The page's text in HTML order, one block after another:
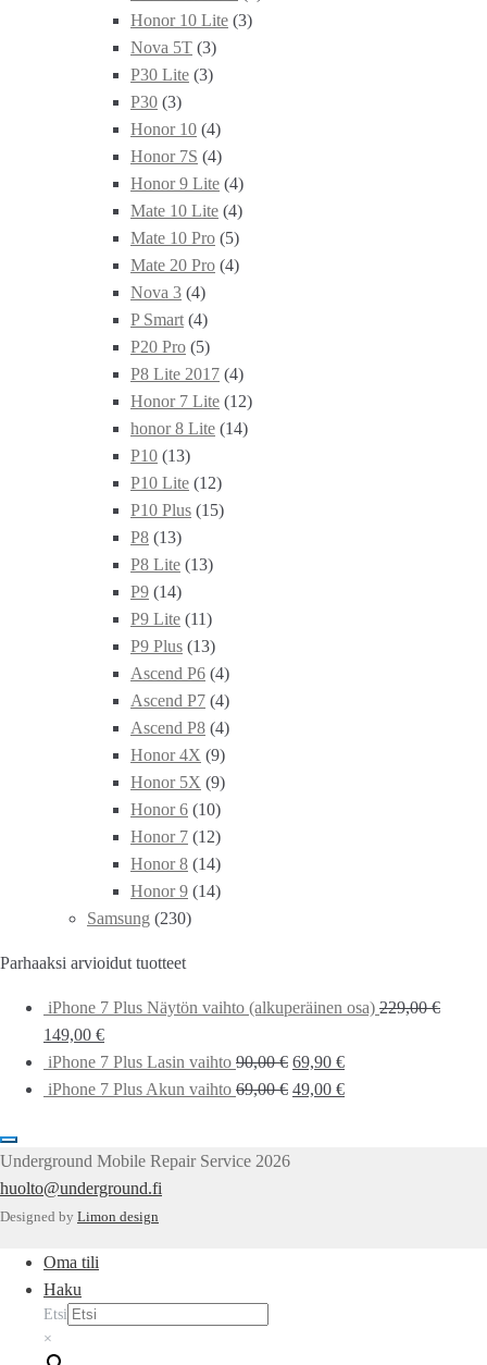
Honor 10 Lite (3)
Nova 5T (3)
P30 Lite (3)
P30 (3)
Honor 10 (4)
Honor 7S (4)
Honor 9 Lite (4)
Mate 10 Lite (4)
Mate 10 Pro (5)
Mate 20 Pro (4)
Nova 3 (4)
P Smart (4)
P20 Pro (5)
P8 Lite 2017 (4)
Honor 7 Lite (12)
honor 8 Lite (14)
P10 (13)
P10 Lite (12)
P10 Plus (15)
P8 (13)
P8 Lite (13)
P9 (14)
P9 Lite (11)
P9 Plus (13)
Ascend P6 (4)
Ascend P7 (4)
Ascend P8 (4)
Honor 4X (9)
Honor 5X (9)
Honor 6 (10)
Honor 7 (12)
Honor 8 (14)
Honor 9 (14)
Samsung (230)
Parhaaksi arvioidut tuotteet
iPhone 7 Plus Näytön vaihto (alkuperäinen osa) 229,00€
149,00 €
iPhone 7 Plus Lasin vaihto 90,00€ 69,90 €
iPhone 7 Plus Akun vaihto 69,00€ 49,00 €
Underground Mobile Repair Service 2026
huolto@underground.fi
Designed by Limon design
Oma tili
Haku
Etsi
×